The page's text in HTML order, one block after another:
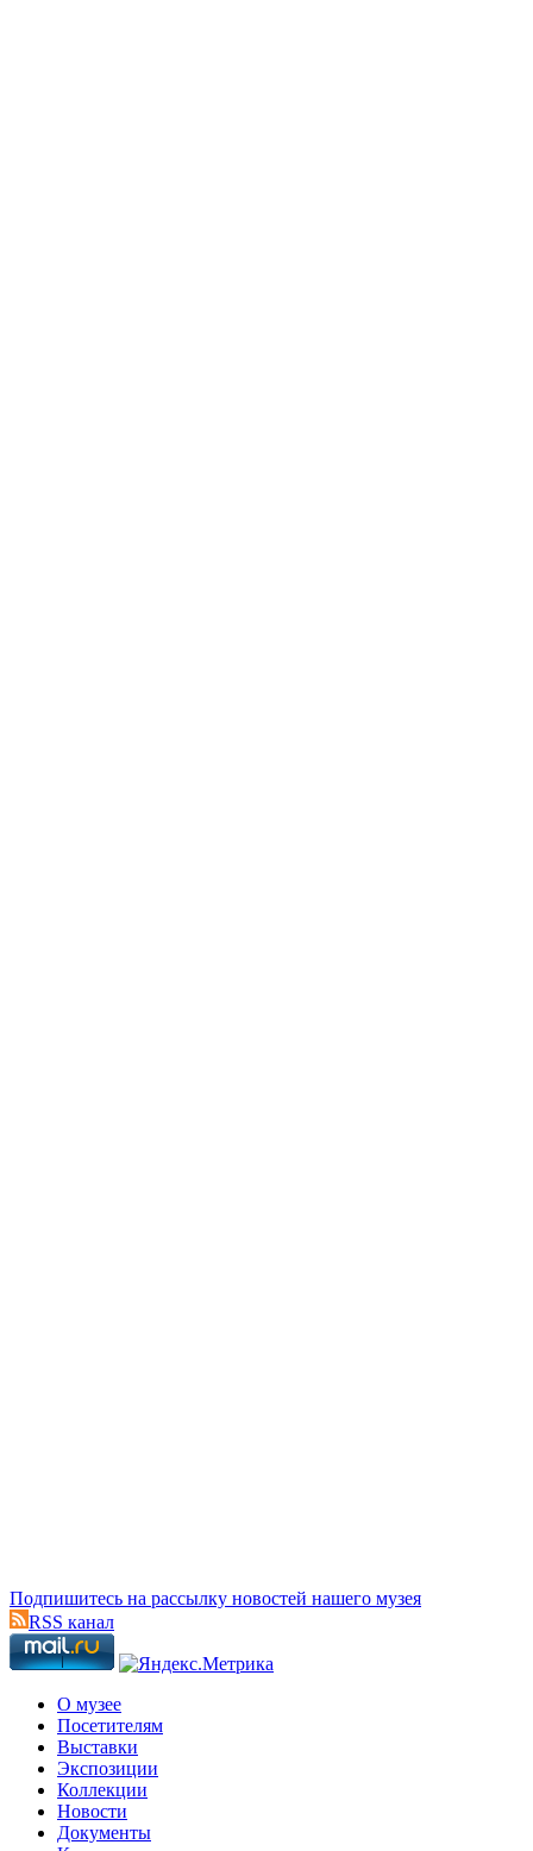
Подпишитесь на рассылку новостей нашего музея
RSS канал
О музее
Посетителям
Выставки
Экспозиции
Коллекции
Новости
Документы